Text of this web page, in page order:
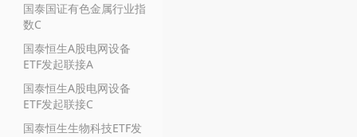
国泰国证有色金属行业指
数C
国泰恒生A股电网设备
ETF发起联接A
国泰恒生A股电网设备
ETF发起联接C
国泰恒生生物科技ETF发